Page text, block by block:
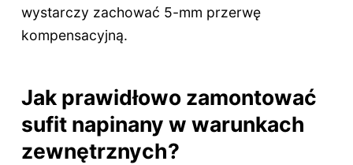
wystarczy zachować 5-mm przerwę
kompensacyjną.
Jak prawidłowo zamontować
sufit napinany w warunkach
zewnętrznych?